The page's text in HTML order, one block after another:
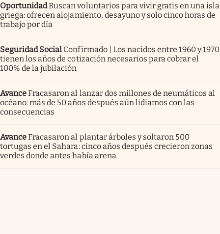
OportunidadBuscan voluntarios para vivir gratis en una isla
griega: ofrecen alojamiento, desayuno y solo cinco horas de
trabajo por día
Seguridad Social Confirmado | Los nacidos entre 1960 y 1970
tienen los años de cotización necesarios para cobrar el
100% de la jubilación
AvanceFracasaron al lanzar dos millones de neumáticos al
océano: más de 50 años después aún lidiamos con las
consecuencias
AvanceFracasaron al plantar árboles y soltaron 500
tortugas en el Sahara: cinco años después crecieron zonas
verdes donde antes había arena